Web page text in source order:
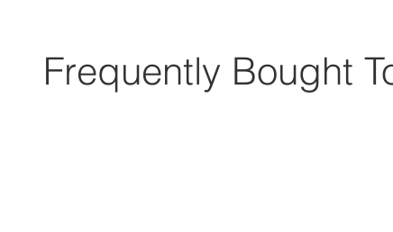
Frequently Bought